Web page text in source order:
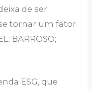
de ser
tornar um fator
BARROSO;
ESG, que